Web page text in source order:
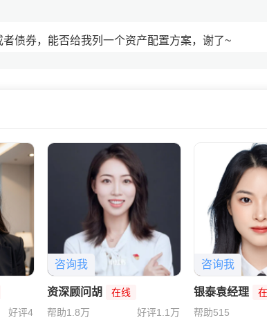
债券，能否给我列一个资产配置方案，谢了~
好评4
咨询我
资深顾问胡
在线
帮助1.8万
好评1.1万
咨询我
银泰袁经理
帮助515